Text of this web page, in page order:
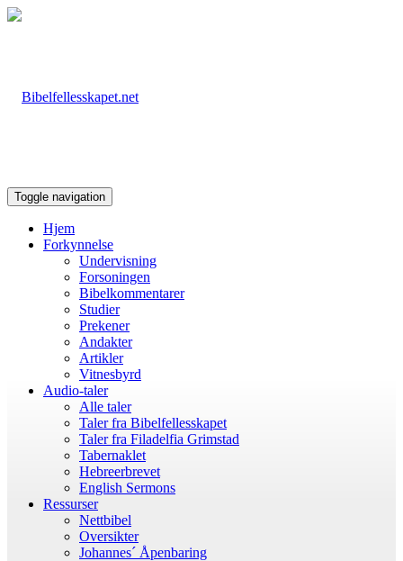
Toggle navigation
Hjem
Forkynnelse
Undervisning
Forsoningen
Bibelkommentarer
Studier
Prekener
Andakter
Artikler
Vitnesbyrd
Audio-taler
Alle taler
Taler fra Bibelfellesskapet
Taler fra Filadelfia Grimstad
Tabernaklet
Hebreerbrevet
English Sermons
Ressurser
Nettbibel
Oversikter
Johannes´ Åpenbaring